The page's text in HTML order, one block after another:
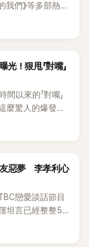
我們》等多部熱門
備受肯定，精緻
，讓不少網友看
！狠甩「對嘴」
以來的「對嘴」
麼驚人的爆發力
友惡夢 李孝利心
戀愛談話節目
坦言已經整整5
全與上一段戀情